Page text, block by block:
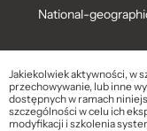
National-
Jakiekolwiek aktywności, w
przechowywanie, lub inne
dostępnych w ramach
szczególności w celu ich
modyfikacji i szkolenia